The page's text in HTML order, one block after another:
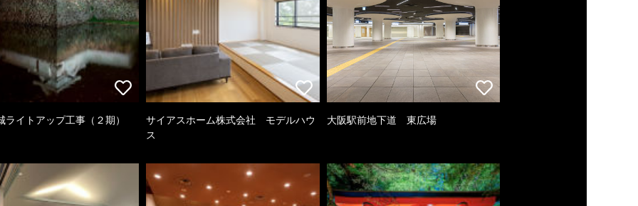
ライトアップ工事（２期）
サイアスホーム株式会社 モデルハウ
ス
大阪駅前地下道 東広場